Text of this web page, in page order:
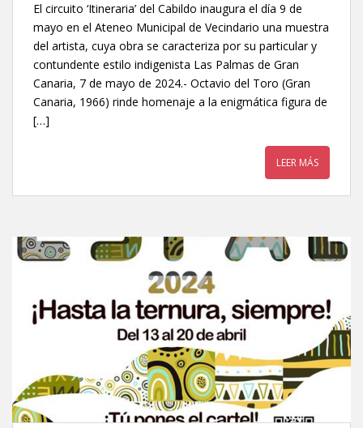
El circuito ‘Itineraria’ del Cabildo inaugura el día 9 de
mayo en el Ateneo Municipal de Vecindario una muestra
del artista, cuya obra se caracteriza por su particular y
contundente estilo indigenista Las Palmas de Gran
Canaria, 7 de mayo de 2024.- Octavio del Toro (Gran
Canaria, 1966) rinde homenaje a la enigmática figura de
[…]
LEER MÁS